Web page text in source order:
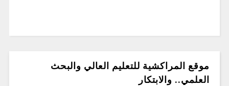
موقع المراكشية للتعليم العالي والبحث
العلمي.. والابتكار